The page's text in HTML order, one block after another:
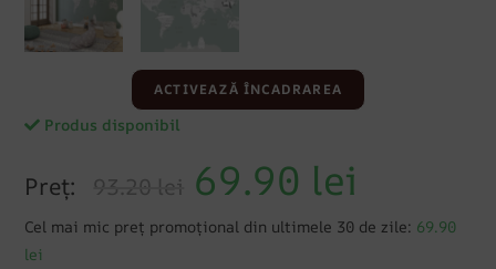
ACTIVEAZĂ ÎNCADRAREA
Produs disponibil
Preț: 93.20 lei 69.90 lei
Cel mai mic preț promoțional din ultimele 30 de zile: 69.90
lei